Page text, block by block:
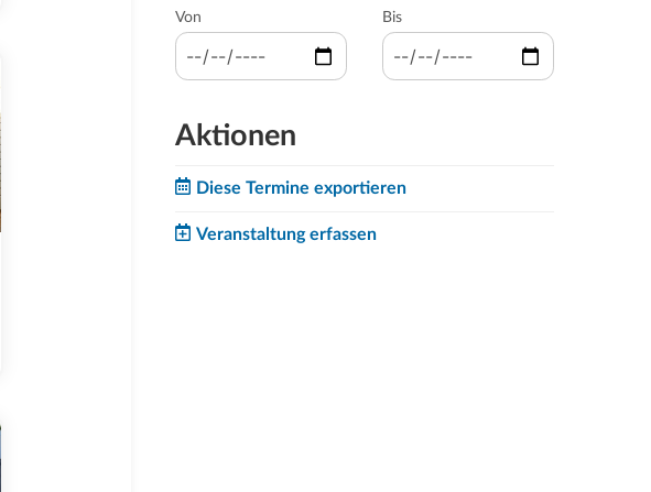
Von Bis
Aktionen
Diese Termine exportieren
Veranstaltung erfassen